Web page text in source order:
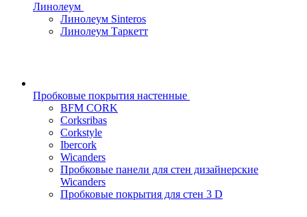
Линолеум
Линолеум Sinteros
Линолеум Таркетт
Пробковые покрытия настенные
BFM CORK
Corksribas
Corkstyle
Ibercork
Wicanders
Пробковые панели для стен дизайнерские
Wicanders
Пробковые покрытия для стен 3 D